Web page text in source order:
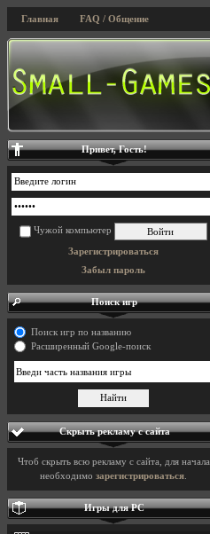
Главная FAQ / Общение
Привет, Гость!
Чужой компьютер
Зарегистрироваться
Забыл пароль
Поиск игр
Поиск игр по названию
Расширенный Google-поиск
Скрыть рекламу с сайта
Чтоб скрыть всю рекламу с сайта, для начала
необходимо зарегистрироваться
Игры для PC